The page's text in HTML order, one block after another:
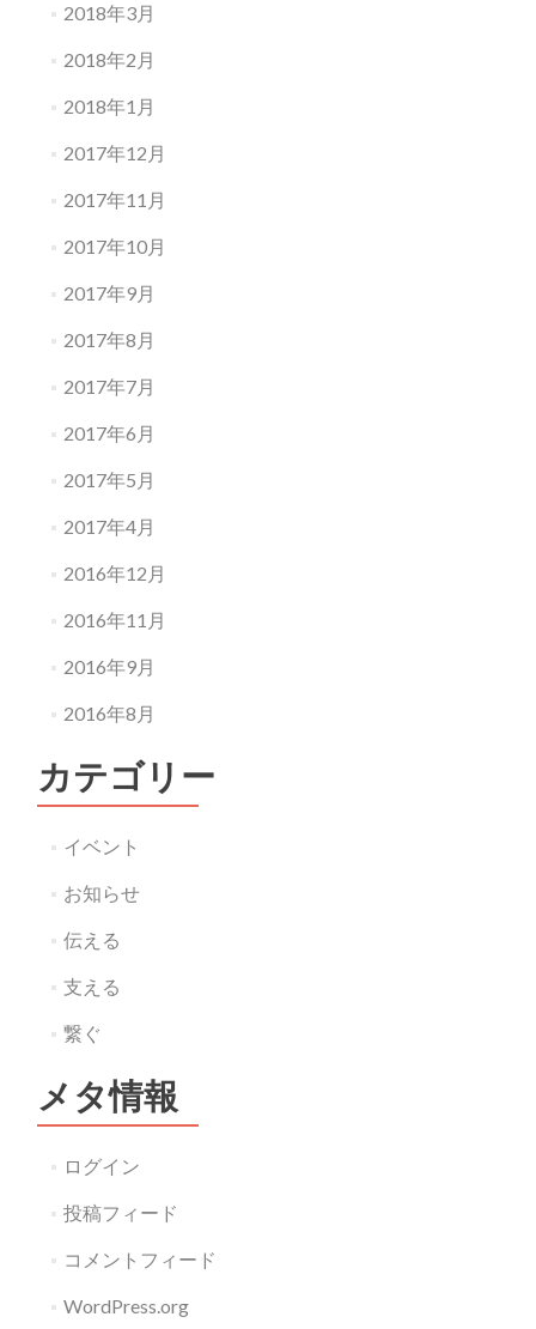
2018年3月
2018年2月
2018年1月
2017年12月
2017年11月
2017年10月
2017年9月
2017年8月
2017年7月
2017年6月
2017年5月
2017年4月
2016年12月
2016年11月
2016年9月
2016年8月
カテゴリー
イベント
お知らせ
伝える
支える
繋ぐ
メタ情報
ログイン
投稿フィード
コメントフィード
WordPress.org